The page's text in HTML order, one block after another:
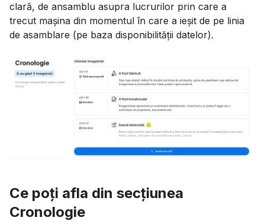
clară, de ansamblu asupra lucrurilor prin care a
trecut mașina din momentul în care a ieșit de pe linia
de asamblare (pe baza disponibilității datelor).
Ce poți afla din secțiunea
Cronologie